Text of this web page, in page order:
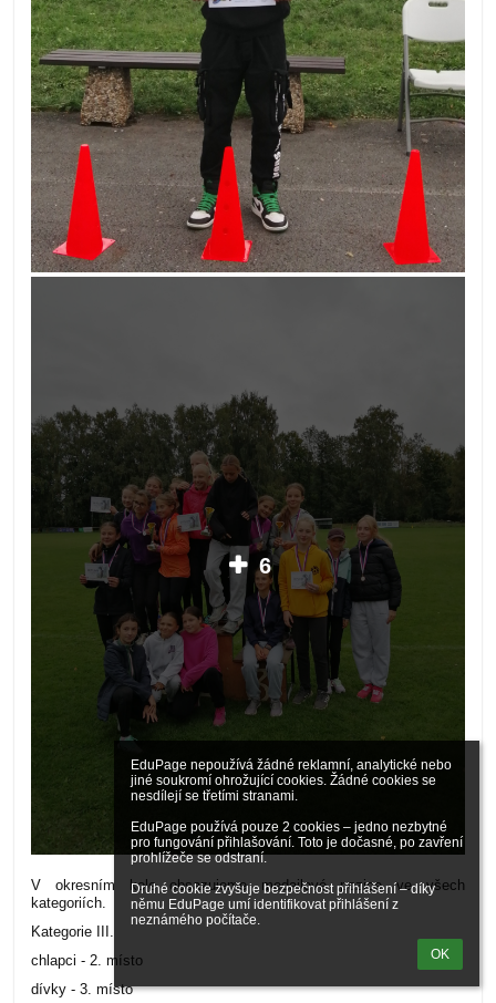
EduPage nepoužívá žádné reklamní, analytické nebo
jiné soukromí ohrožující cookies. Žádné cookies se
nesdílejí se třetími stranami.
EduPage používá pouze 2 cookies – jedno nezbytné
pro fungování přihlašování. Toto je dočasné, po zavření
prohlížeče se odstraní.
Druhé cookie zvyšuje bezpečnost přihlášení – díky
němu EduPage umí identifikovat přihlášení z
neznámého počítače.
OK
6
V okresním kole obsazujeme medailové pozice ve všech
kategoriích.
Kategorie III.
chlapci - 2. místo
dívky - 3. místo